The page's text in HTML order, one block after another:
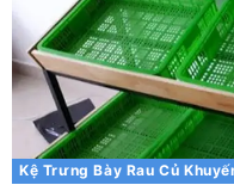
Kệ Trưng Bày Rau Củ